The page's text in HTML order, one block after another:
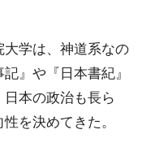
学は、神道系なの
』や『日本書紀』
本の政治も長ら
を決めてきた。